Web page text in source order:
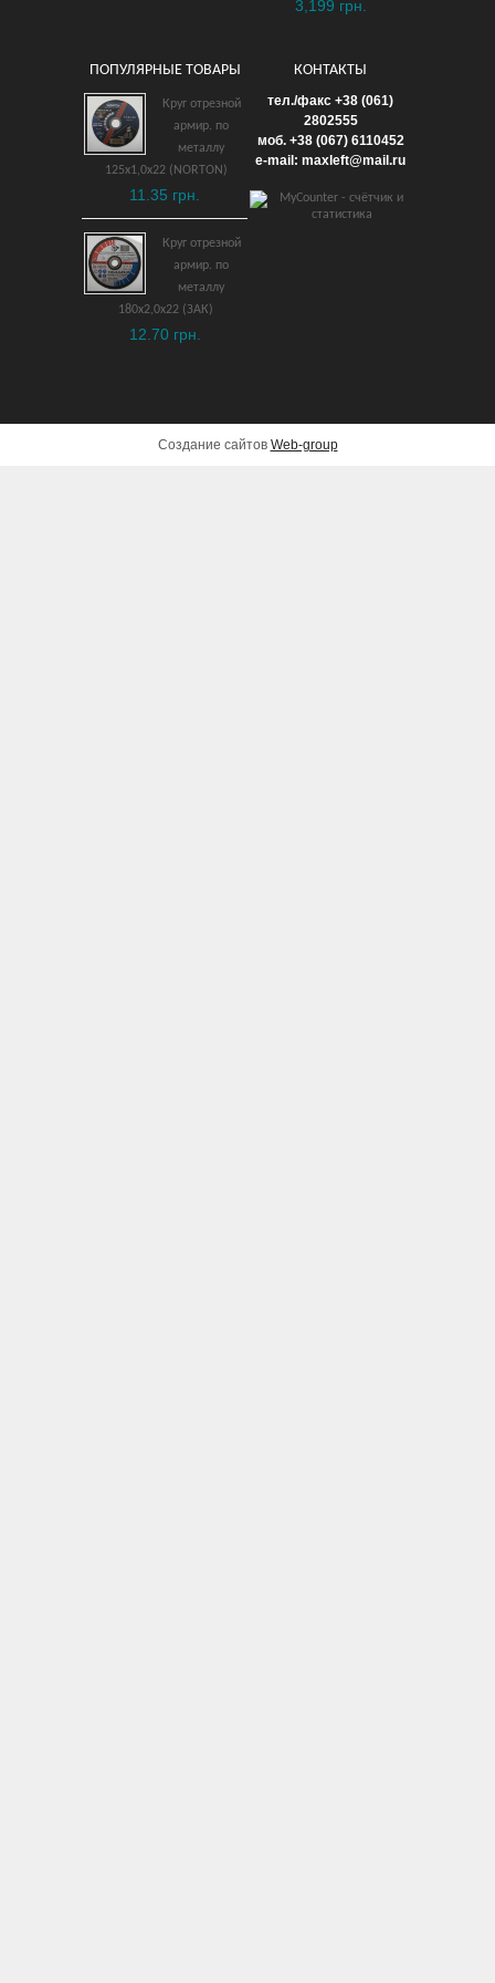
Перфоратор MAKITA
HR2300
2,720 грн.
ДОБАВИТЬ В КОРЗИНУ
3,199 грн.
ПОПУЛЯРНЫЕ ТОВАРЫ
Круг отрезной
армир. по
металлу
125х1,0х22 (NORTON)
11.35 грн.
Круг отрезной
армир. по
металлу
180х2,0х22 (ЗАК)
12.70 грн.
КОНТАКТЫ
тел./факс +38 (061)
2802555
моб. +38 (067) 6110452
e-mail: maxleft@mail.ru
Создание сайтов Web-group